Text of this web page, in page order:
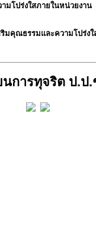
มโปร่งใสภายในหน่วยงาน
ริมคุณธรรมและความโปร่ง
นการทุจริต ป.